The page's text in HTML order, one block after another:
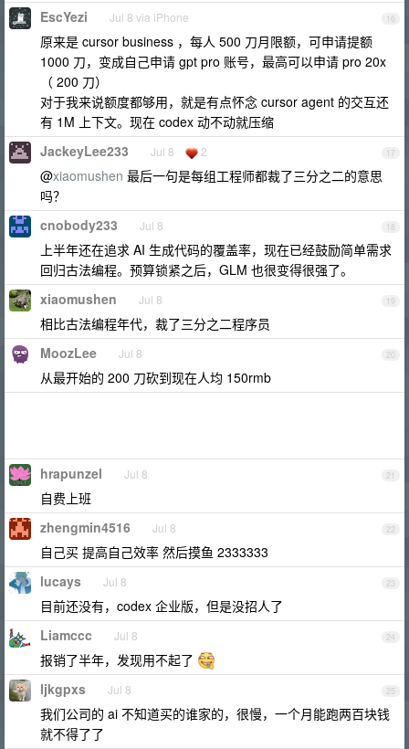
16
EscYezi Jul 8 via iPhone
原来是 cursor business ，每人 500 刀月限额，可申请提额
1000 刀，变成自己申请 gpt pro 账号，最高可以申请 pro 20x
（ 200 刀）
对于我来说额度都够用，就是有点怀念 cursor agent 的交互还
有 1M 上下文。现在 codex 动不动就压缩
17
JackeyLee233 Jul 8 2
@xiaomushen 最后一句是每组工程师都裁了三分之二的意思
吗？
18
cnobody233 Jul 8
上半年还在追求 AI 生成代码的覆盖率，现在已经鼓励简单需求
回归古法编程。预算锁紧之后，GLM 也很变得很强了。
19
xiaomushen Jul 8
相比古法编程年代，裁了三分之二程序员
20
MoozLee Jul 8
从最开始的 200 刀砍到现在人均 150rmb
21
hrapunzel Jul 8
自费上班
22
zhengmin4516 Jul 8
自己买 提高自己效率 然后摸鱼 2333333
23
lucays Jul 8
目前还没有，codex 企业版，但是没招人了
24
Liamccc Jul 8
报销了半年，发现用不起了
25
ljkgpxs Jul 8
我们公司的 ai 不知道买的谁家的，很慢，一个月能跑两百块钱
就不得了了